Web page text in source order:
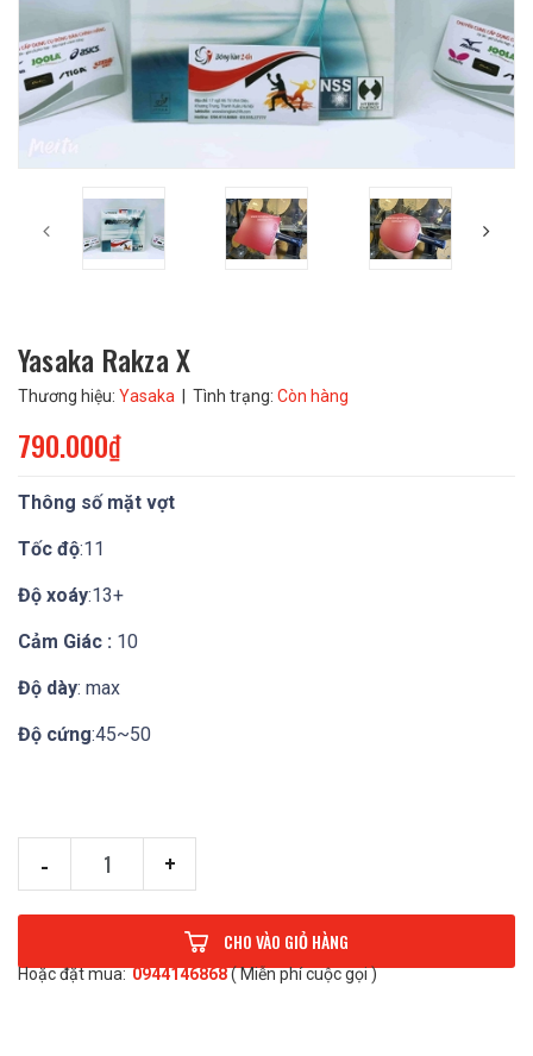
Yasaka Rakza X
Thương hiệu: Yasaka | Tình trạng: Còn hàng
790.000₫
Thông số mặt vợt
Tốc độ:11
Độ xoáy:13+
Cảm Giác : 10
Độ dày: max
Độ cứng:45~50
- +
CHO VÀO GIỎ HÀNG
Hoặc đặt mua: 0944146868( Miễn phí cuộc gọi )